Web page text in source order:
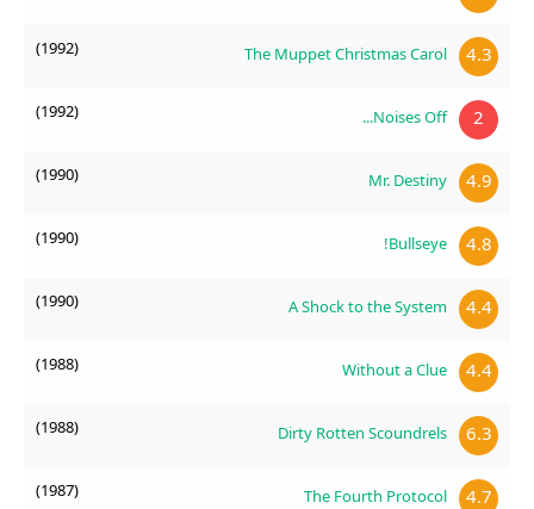
4.3
The Muppet Christmas Carol
(1992)
2
Noises Off...
(1992)
4.9
Mr. Destiny
(1990)
4.8
Bullseye!
(1990)
4.4
A Shock to the System
(1990)
4.4
Without a Clue
(1988)
6.3
Dirty Rotten Scoundrels
(1988)
4.7
The Fourth Protocol
(1987)